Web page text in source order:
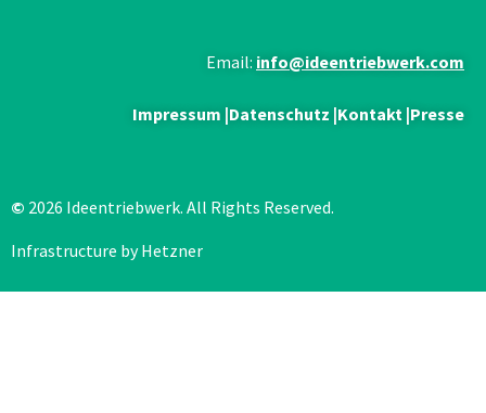
Email: info@ideentriebwerk.com
Impressum |Datenschutz |Kontakt |Presse
© 2026 Ideentriebwerk. All Rights Reserved.
Infrastructure by Hetzner